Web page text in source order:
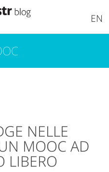
EN
NELLE
MOOC AD
LIBERO